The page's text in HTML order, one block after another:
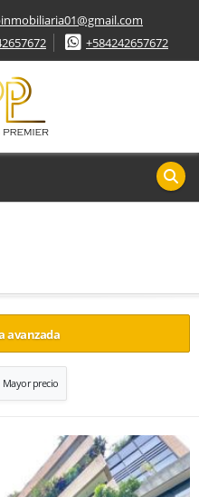
+584242657672
avanzada
Mayor precio